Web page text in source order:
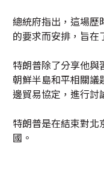
總統府指出，這場歷
的要求而安排，旨在
特朗普除了分享他與
朝鮮半島和平相關議
邊貿易協定，進行討
特朗普是在結束對
國。